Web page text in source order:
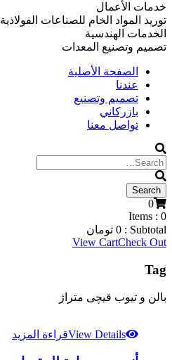
خدمات الأعمال
توريد المواد الخام للصناعات الفولاذية
الخدمات الهندسية
تصميم وتصنيع المعدات
الصفحة الأصلية
عندنا
تصميم وتصنيع
بازركاني
تواصل معنا
0
Items : 0
Subtotal :
0 تومان
View CartCheck Out
Tag
بالن و تیوب قیچی متراژ
View Detailsقراءة المزيد